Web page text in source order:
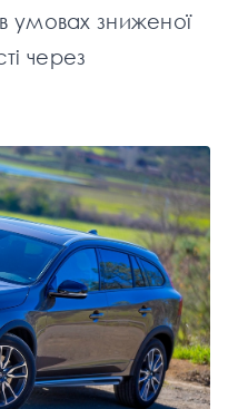
умовах зниженої
через